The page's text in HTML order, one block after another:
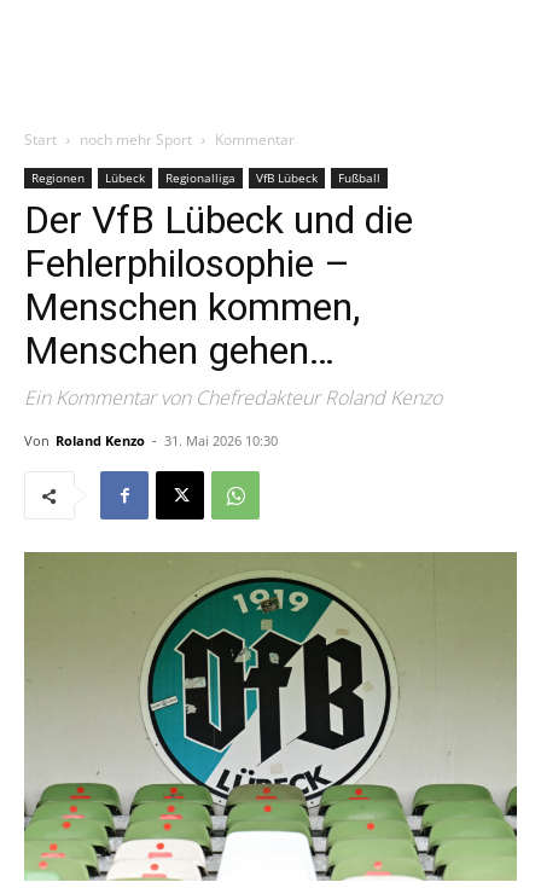
Start noch mehr Sport Kommentar
Regionen Lübeck Regionalliga VfB Lübeck Fußball
Der VfB Lübeck und die
Fehlerphilosophie –
Menschen kommen,
Menschen gehen…
Ein Kommentar von Chefredakteur Roland Kenzo
Von Roland Kenzo - 31. Mai 2026 10:30